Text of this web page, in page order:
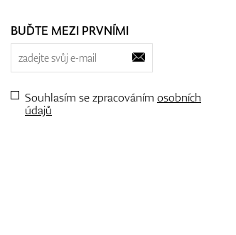
BUĎTE MEZI PRVNÍMI
Souhlasím se zpracováním osobních
údajů